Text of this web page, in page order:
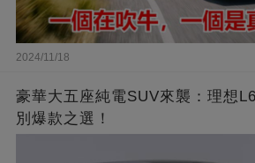
2024/11/18
豪華大五座純電SUV來襲：理想
別爆款之選！